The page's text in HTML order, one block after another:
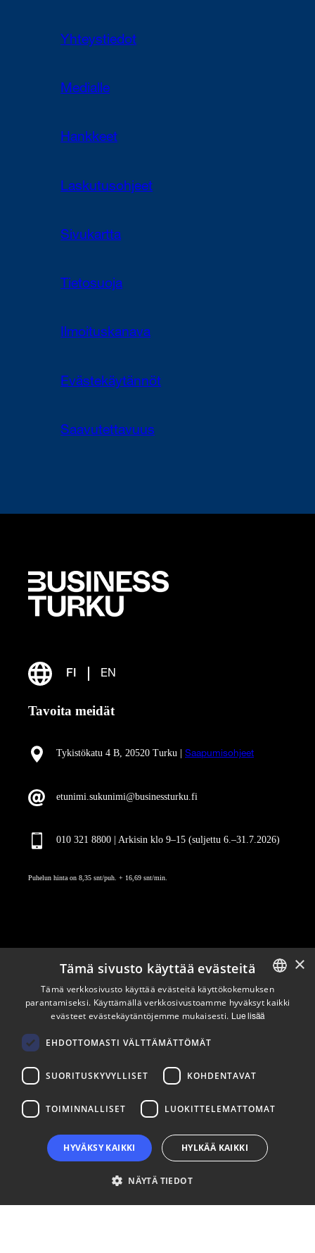
Yhteystiedot
Medialle
Hankkeet
Laskutusohjeet
Sivukartta
Tietosuoja
Ilmoituskanava
Evästekäytännöt
Saavutettavuus
FI EN
Tavoita meidät
Tykistökatu 4 B, 20520 Turku | Saapumisohjeet
etunimi.sukunimi@businessturku.fi
010 321 8800 | Arkisin klo 9–15 (suljettu 6.–31.7.2026)
Puhelun hinta on 8,35 snt/puh. + 16,69 snt/min.
Pysy ajan tasalla
Tilaa uutiskirjeemme
Seuraa meitä
LinkedIn Facebook Instagram
ENGLISH
×
Tämä sivusto käyttää evästeitä
Tämä verkkosivusto käyttää evästeitä käyttökokemuksen
parantamiseksi. Käyttämällä verkkosivustoamme hyväksyt kaikki
evästeet evästekäytäntöjemme mukaisesti. Lue lisää
EHDOTTOMASTI VÄLTTÄMÄTTÖMÄT
SUORITUSKYVYLLISET KOHDENTAVAT
TOIMINNALLISET LUOKITTELEMATTOMAT
HYVÄKSY KAIKKI HYLKÄÄ KAIKKI
NÄYTÄ TIEDOT